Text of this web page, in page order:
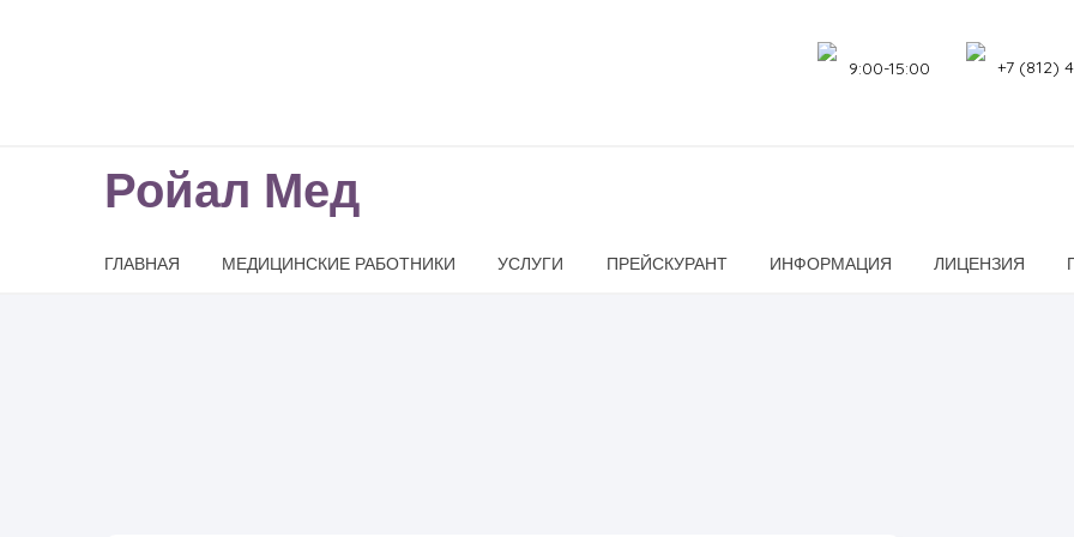
9:00-15:00 +7 (812)
Ройал Мед
ГЛАВНАЯ МЕДИЦИНСКИЕ РАБОТНИКИ УСЛУГИ ПРЕЙСКУРАНТ ИНФОРМАЦИЯ ЛИЦЕНЗИЯ